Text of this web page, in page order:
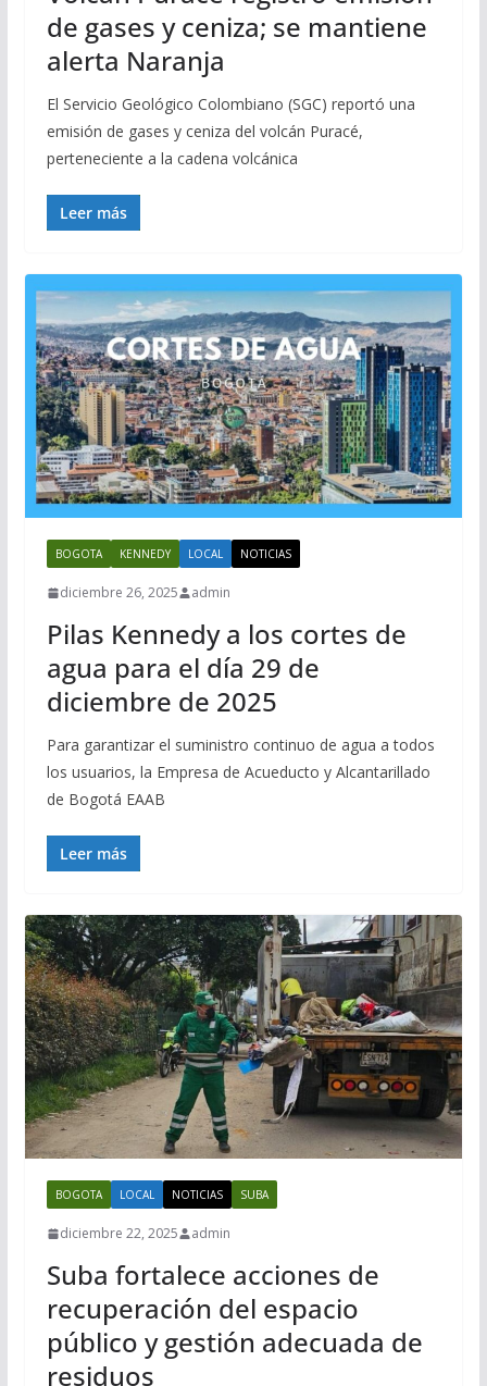
de gases y ceniza; se mantiene
alerta Naranja
El Servicio Geológico Colombiano (SGC) reportó una
emisión de gases y ceniza del volcán Puracé,
perteneciente a la cadena volcánica
Leer más
BOGOTA KENNEDY LOCAL NOTICIAS
diciembre 26, 2025 admin
Pilas Kennedy a los cortes de
agua para el día 29 de
diciembre de 2025
Para garantizar el suministro continuo de agua a todos
los usuarios, la Empresa de Acueducto y Alcantarillado
de Bogotá EAAB
Leer más
BOGOTA LOCAL NOTICIAS SUBA
diciembre 22, 2025 admin
Suba fortalece acciones de
recuperación del espacio
público y gestión adecuada de
residuos